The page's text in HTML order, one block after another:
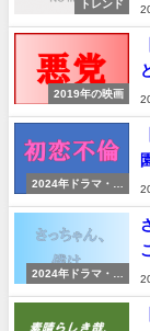
トレンド
2019年の映画
2024年ドラマ・映
2024年ドラマ・映